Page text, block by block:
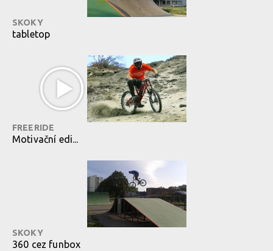
SKOKY
tabletop
FREERIDE
Motivační edi...
SKOKY
360 cez funbox